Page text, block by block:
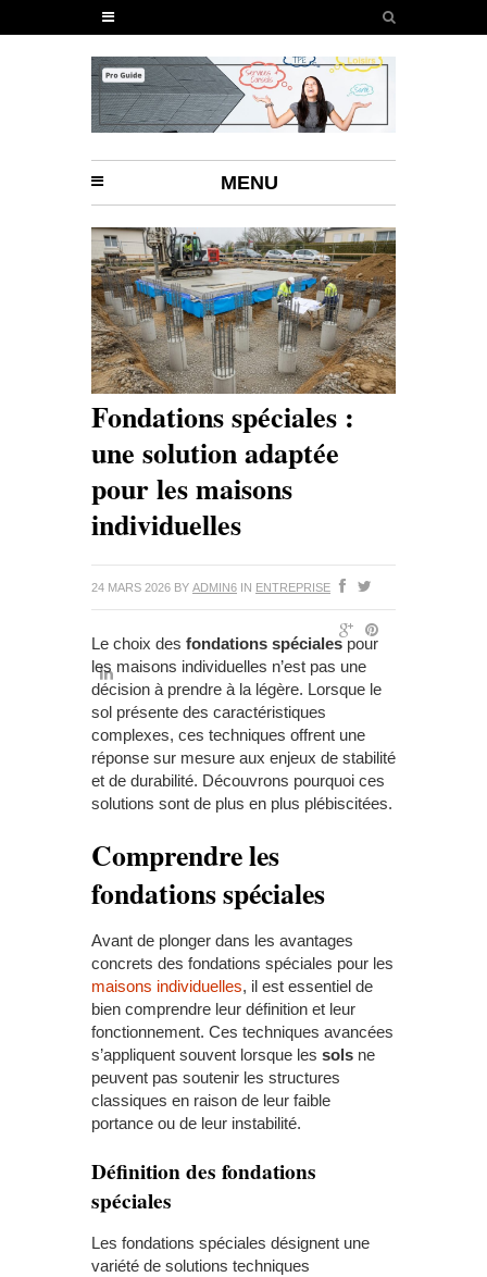
MENU
Fondations spéciales :
une solution adaptée
pour les maisons
individuelles
24 MARS 2026 BY ADMIN6 IN ENTREPRISE
Le choix des fondations spécialespour
les maisons individuelles n’est pas une
décision à prendre à la légère. Lorsque le
sol présente des caractéristiques
complexes, ces techniques offrent une
réponse sur mesure aux enjeux de stabilité
et de durabilité. Découvrons pourquoi ces
solutions sont de plus en plus plébiscitées.
Comprendre les
fondations spéciales
Avant de plonger dans les avantages
concrets des fondations spéciales pour les
maisons individuelles, il est essentiel de
bien comprendre leur définition et leur
fonctionnement. Ces techniques avancées
s’appliquent souvent lorsque les sols ne
peuvent pas soutenir les structures
classiques en raison de leur faible
portance ou de leur instabilité.
Définition des fondations
spéciales
Les fondations spéciales désignent une
variété de solutions techniques